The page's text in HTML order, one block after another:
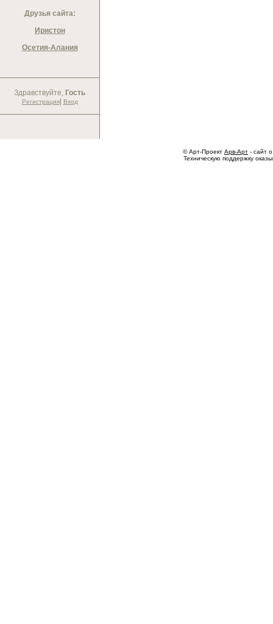
Друзья сайта:
Иристон
Осетия-Алания
Здравствуйте, Гость
Регистрация| Вход
© Арт-Проект Арв-Арт - сайт
Техническую поддержку